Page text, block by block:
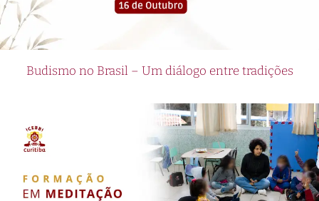
Budismo no Brasil – Um diálogo entre tradições